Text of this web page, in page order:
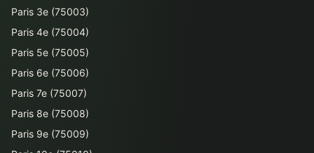
Paris 3e (75003)
Paris 4e (75004)
Paris 5e (75005)
Paris 6e (75006)
Paris 7e (75007)
Paris 8e (75008)
Paris 9e (75009)